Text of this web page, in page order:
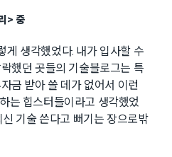
> 중
게 생각했었다. 내가 입사할 수
했던 곳들의 기술블로그는 특
금 받아 쓸 데가 없어서 이런
는 힙스터들이라고 생각했었
기술 쓴다고 뻐기는 장으로밖